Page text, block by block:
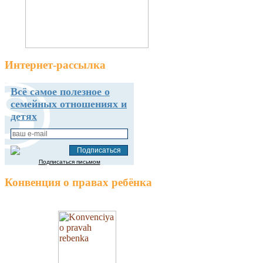
Интернет-рассылка
Всё самое полезное о
семейных отношениях и
детях
Подписаться письмом
Конвенция о правах ребёнка